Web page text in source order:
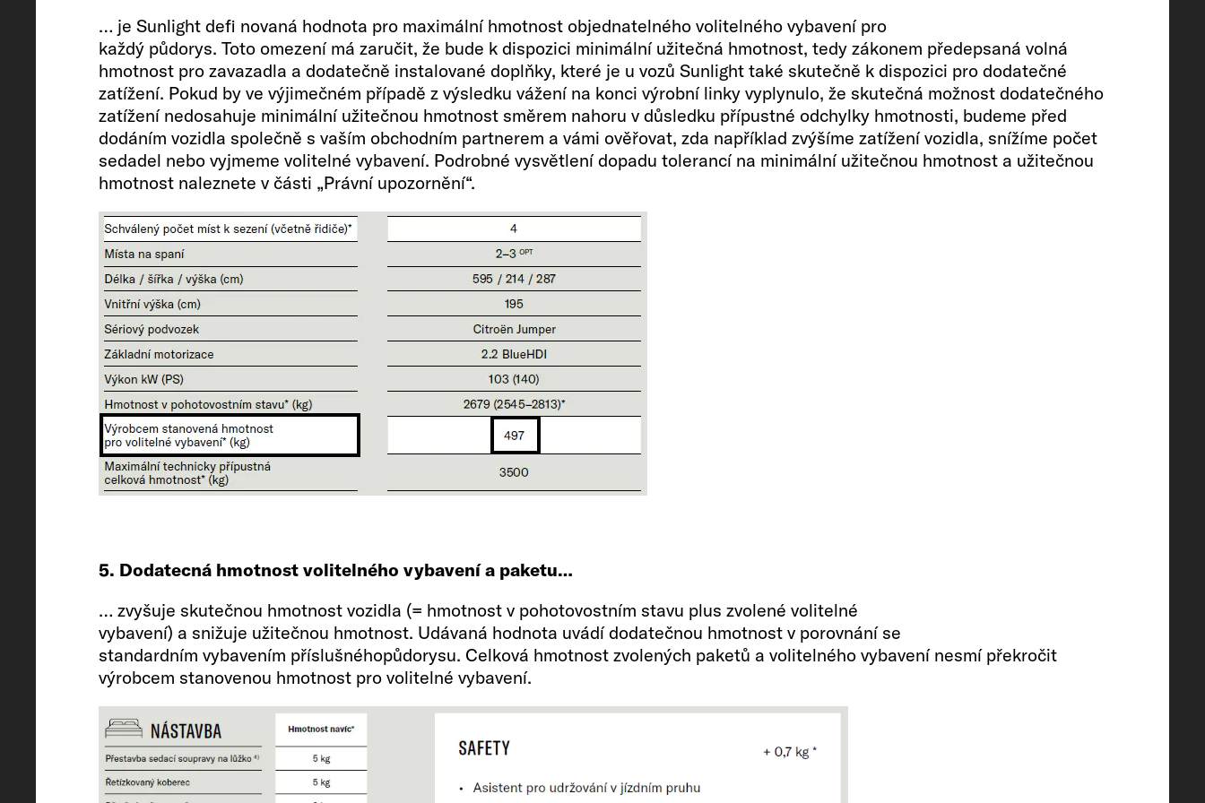
… je Sunlight defi novaná hodnota pro maximální hmotnost objednatelného volitelného vybavení pro
každý půdorys. Toto omezení má zaručit, že bude k dispozici minimální užitečná hmotnost, tedy zákonem předepsaná volná
hmotnost pro zavazadla a dodatečně instalované doplňky, které je u vozů Sunlight také skutečně k dispozici pro dodatečné
zatížení. Pokud by ve výjimečném případě z výsledku vážení na konci výrobní linky vyplynulo, že skutečná možnost dodatečného
zatížení nedosahuje minimální užitečnou hmotnost směrem nahoru v důsledku přípustné odchylky hmotnosti, budeme před
dodáním vozidla společně s vaším obchodním partnerem a vámi ověřovat, zda například zvýšíme zatížení vozidla, snížíme počet
sedadel nebo vyjmeme volitelné vybavení. Podrobné vysvětlení dopadu tolerancí na minimální užitečnou hmotnost a užitečnou
hmotnost naleznete v části „Právní upozornění“.
5. Dodatecná hmotnost volitelného vybavení a paketu…
… zvyšuje skutečnou hmotnost vozidla (= hmotnost v pohotovostním stavu plus zvolené volitelné
vybavení) a snižuje užitečnou hmotnost. Udávaná hodnota uvádí dodatečnou hmotnost v porovnání se
standardním vybavením příslušnéhopůdorysu. Celková hmotnost zvolených paketů a volitelného vybavení nesmí překročit
výrobcem stanovenou hmotnost pro volitelné vybavení.
nebrzděného/brzděného
2500 / 750
Pneumatiky
215/70 R 15 CP
Rozvor